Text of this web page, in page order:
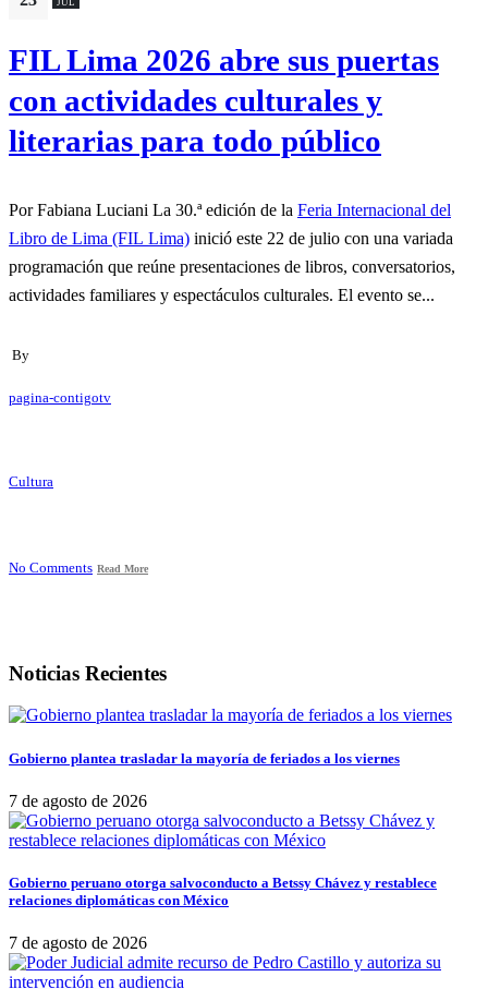
JUL
FIL Lima 2026 abre sus puertas
con actividades culturales y
literarias para todo público
Por Fabiana Luciani La 30.ª edición de la Feria Internacional del
Libro de Lima (FIL Lima) inició este 22 de julio con una variada
programación que reúne presentaciones de libros, conversatorios,
actividades familiares y espectáculos culturales. El evento se...
By
pagina-contigotv
Cultura
No Comments Read More
Noticias Recientes
Gobierno plantea trasladar la mayoría de feriados a los viernes
7 de agosto de 2026
Gobierno peruano otorga salvoconducto a Betssy Chávez y restablece
relaciones diplomáticas con México
7 de agosto de 2026